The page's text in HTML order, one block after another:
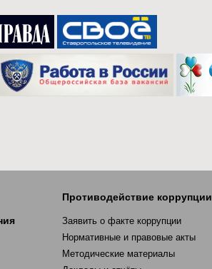
Противодействие коррупции
Заявить о факте коррупции
Нормативные и правовые акты
Методические материалы